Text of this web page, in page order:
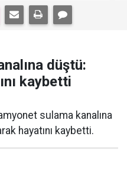
düştü:
kaybetti
sulama kanalına
hayatını kaybetti.